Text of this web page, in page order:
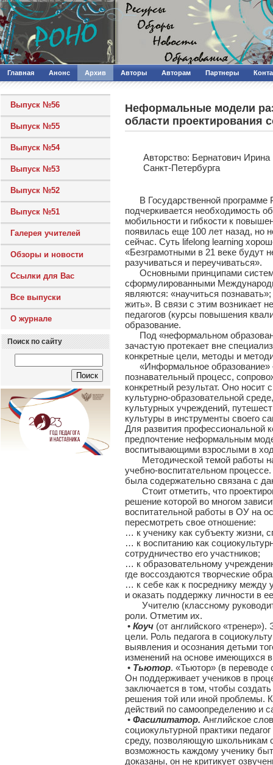
Главная Анонс Архив Авторы Авторам Партнеры
Выпуск №56
Выпуск №55
Выпуск №54
Выпуск №53
Выпуск №52
Выпуск №51
Галерея учителей
Обзоры и новости
Ссылки для Вас
Все выпуски
О журнале
Поиск по сайту
Неформальные модели
области проектирования
Авторcтво: Бернатович
Санкт-Петербурга
В Государственной программе
подчеркивается необходимость
мобильности и гибкости к
появилась еще 100 лет назад, но
сейчас. Суть lifelong learning
«Безграмотными в 21 веке будут
разучиваться и переучиваться».
Основными принципами
сформулированными
являются: «научиться
жить». В связи с этим возникает
педагогов (курсы повышения
образование.
Под «неформальном
зачастую протекает вне
конкретные цели, методы и
«Информальное образование» –
познавательный процесс,
конкретный результат. Оно носит
культурно-образовательной
культурных учреждений,
культуры в инструменты своего
Для развития профессиональной
предпочтение неформальным
воспитывающими взрослыми в
Методической темой работы
учебно-воспитательном
была содержательно связана с
Стоит отметить, что
решение которой во многом
воспитательной работы в ОУ на
пересмотреть свое отношение:
… к ученику как субъекту жизни,
… к воспитанию как
сотрудничество его участников;
… к образовательному
где воссоздаются творческие
… к себе как к посреднику
и оказать поддержку личности в
Учителю (классному
роли. Отметим их.
• Коуч (от английского
цели. Роль педагога в
выявления и осознания детьми
изменений на основе имеющихся
• Тьютор. «Тьютор» (в переводе
Он поддерживает учеников в
заключается в том, чтобы
решения той или иной проблемы.
действий по самоопределению и
• Фасилитатор. Английское
социокультурной практики
среду, позволяющую школьникам
возможность каждому ученику
доказаны, он не критикует